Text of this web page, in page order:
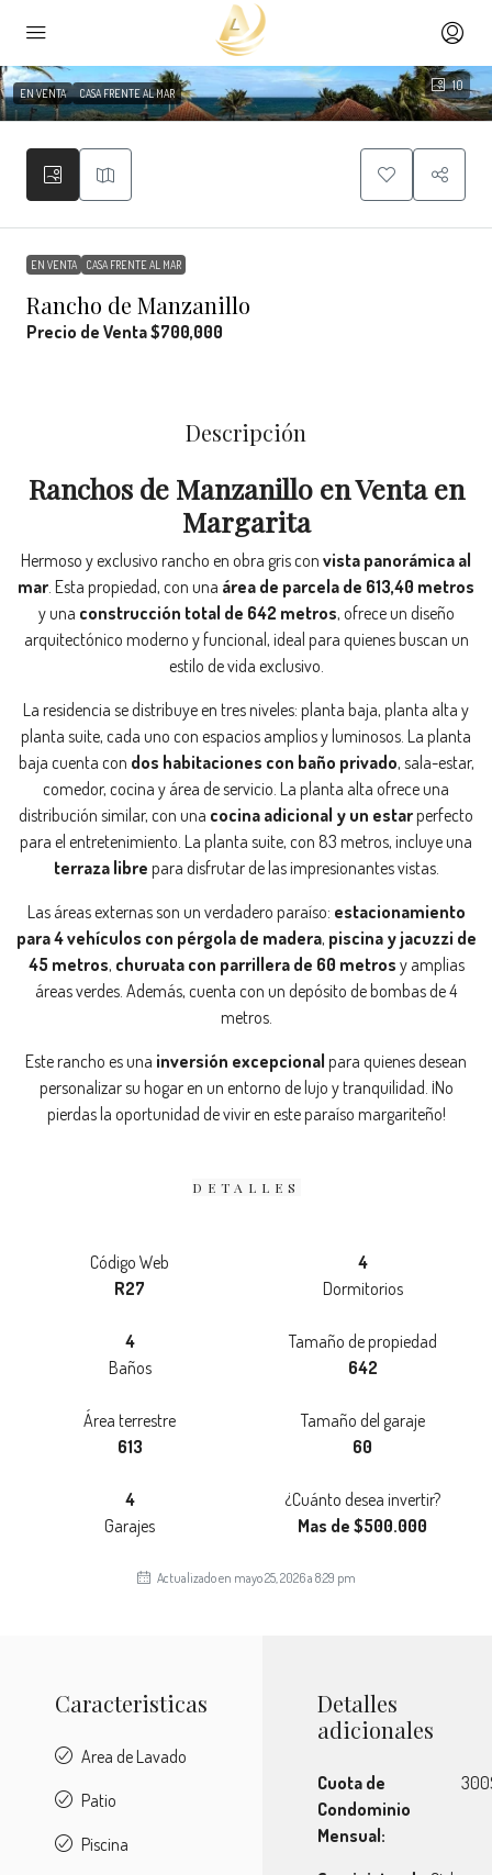
10
EN VENTA CASA FRENTE AL MAR
EN VENTA CASA FRENTE AL MAR
Rancho de Manzanillo
Precio de Venta$700,000
Descripción
Ranchos de Manzanillo en Venta en
Margarita
Hermoso y exclusivo rancho en obra gris con vista panorámica al
mar. Esta propiedad, con una área de parcela de 613,40 metros
y una construcción total de 642 metros, ofrece un diseño
arquitectónico moderno y funcional, ideal para quienes buscan un
estilo de vida exclusivo.
La residencia se distribuye en tres niveles: planta baja, planta alta y
planta suite, cada uno con espacios amplios y luminosos. La planta
baja cuenta con dos habitaciones con baño privado, sala-estar,
comedor, cocina y área de servicio. La planta alta ofrece una
distribución similar, con una cocina adicional y un estarperfecto
para el entretenimiento. La planta suite, con 83 metros, incluye una
terraza libre para disfrutar de las impresionantes vistas.
Las áreas externas son un verdadero paraíso: estacionamiento
para 4 vehículos con pérgola de madera, piscina y jacuzzi de
45 metros, churuata con parrillera de 60 metros y amplias
áreas verdes. Además, cuenta con un depósito de bombas de 4
metros.
Este rancho es una inversión excepcional para quienes desean
personalizar su hogar en un entorno de lujo y tranquilidad. ¡No
pierdas la oportunidad de vivir en este paraíso margariteño!
DETALLES
Código Web
R27
4
Dormitorios
4
Baños
Tamaño de propiedad
642
Área terrestre
613
Tamaño del garaje
60
4
Garajes
¿Cuánto desea invertir?
Mas de $500.000
Actualizado en mayo 25, 2026 a 8:29 pm
Caracteristicas
Area de Lavado
Patio
Piscina
Detalles
adicionales
Cuota de
Condominio
Mensual: